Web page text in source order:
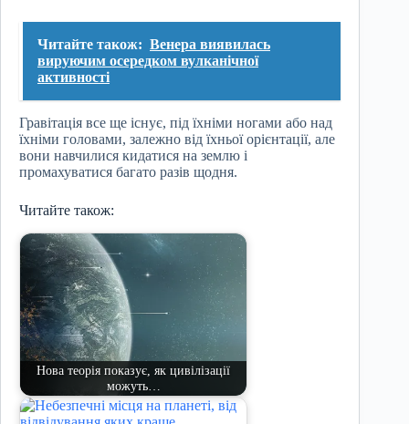
Читайте також: Венера виявилась
вируючим осередком вулканічної
активності
Гравітація все ще існує, під їхніми ногами або над
їхніми головами, залежно від їхньої орієнтації, але
вони навчилися кидатися на землю і
промахуватися багато разів щодня.
Читайте також:
Нова теорія показує, як цивілізації
можуть…